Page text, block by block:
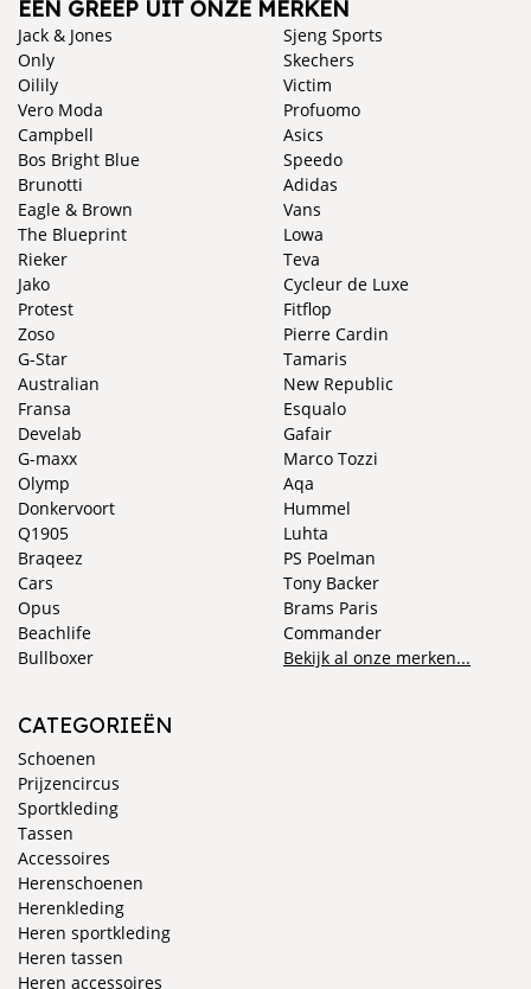
EEN GREEP UIT ONZE MERKEN
Jack & Jones
Only
Oilily
Vero Moda
Campbell
Bos Bright Blue
Brunotti
Eagle & Brown
The Blueprint
Rieker
Jako
Protest
Zoso
Sjeng Sports
Skechers
Victim
Profuomo
Asics
Speedo
Adidas
Vans
Lowa
Teva
Cycleur de Luxe
Fitflop
Pierre Cardin
G-Star
Australian
Fransa
Develab
G-maxx
Olymp
Donkervoort
Q1905
Braqeez
Cars
Opus
Beachlife
Bullboxer
Tamaris
New Republic
Esqualo
Gafair
Marco Tozzi
Aqa
Hummel
Luhta
PS Poelman
Tony Backer
Brams Paris
Commander
Bekijk al onze merken...
CATEGORIEËN
Schoenen
Prijzencircus
Sportkleding
Tassen
Accessoires
Herenschoenen
Herenkleding
Heren sportkleding
Heren tassen
Heren accessoires